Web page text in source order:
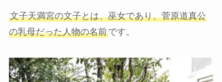
文子天満宮の文子とは、巫女であり、菅原道真公
の乳母だった人物の名前です。